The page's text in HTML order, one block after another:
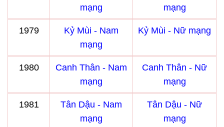
mạng
mạng
1979
Kỷ Mùi - Nam
mạng
Kỷ Mùi - Nữ mạng
1980
Canh Thân - Nam
mạng
Canh Thân - Nữ
mạng
1981
Tân Dậu - Nam
mạng
Tân Dậu - Nữ
mạng